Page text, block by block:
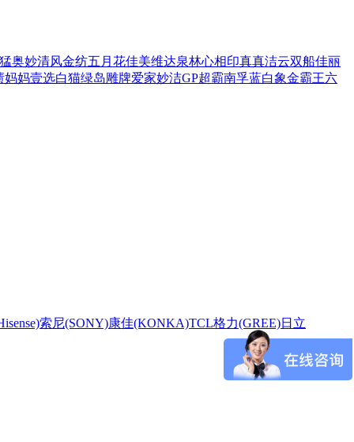
奥妙清风金纺五月花佳美维达泉林心相印真真洁云双船佳丽
妈妈壹选白猫绿岛雕牌爱家妙洁GP超霸南孚蓝白象金霸王六
索尼(SONY)康佳(KONKA)TCL格力(GREE)日立